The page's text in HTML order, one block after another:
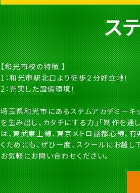
ス
【和光市校の特徴 】
1：和光市駅北口より徒歩２分好立地！
2：充実した設備環境！
埼玉県和光市にあるステムアカデミーキ
を生み出し、カタチにする力」「制作を
は、東武東上線、東京メトロ副都心線、
くためにも、ぜひ一度、スクールにお越
お気軽にお問い合わせください。